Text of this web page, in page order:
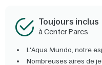
Toujours inclus
à Center Parcs
L'Aqua Mundo, notre
Nombreuses aires de